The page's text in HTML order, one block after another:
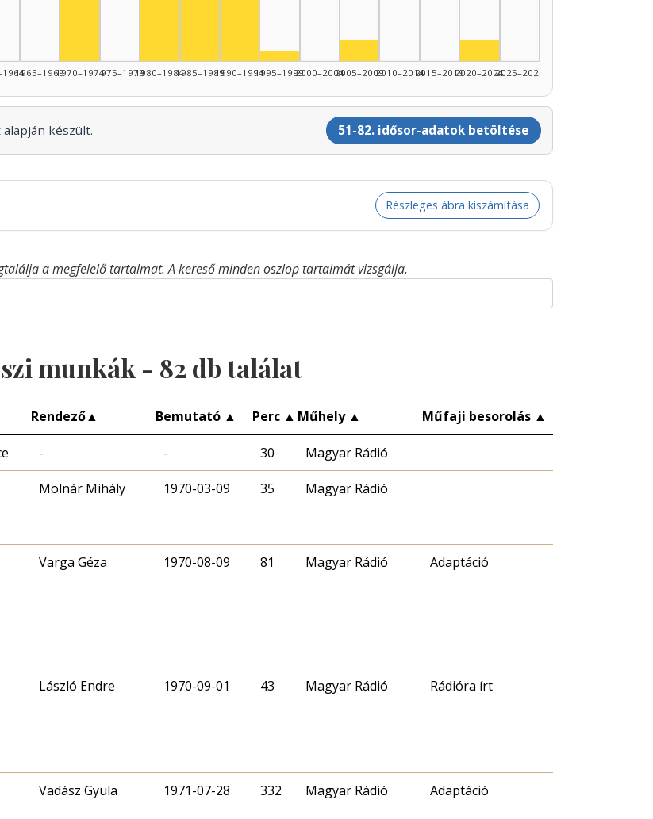
1965–19691970–19741975–19791980–19841985–19891990–1994 Színész, 1995–1999: 1
1995–19992000–2004
Színész, 2005–2009: 2
2005–20092010–20142015–2019
Színész, 2020–2024: 2
2020–20242025–2026
készült. 51-82. idősor-adatok betöltése
Részleges ábra kiszámítása
a megfelelő tartalmat. A kereső minden oszlop tartalmát vizsgálja.
munkák - 82 db találat
Rendező▲ Bemutató ▲ Perc ▲ Műhely ▲ Műfaji besorolás ▲
- - 30 Magyar Rádió
Molnár Mihály 1970-03-09 35 Magyar Rádió
Varga Géza 1970-08-09 81 Magyar Rádió Adaptáció
László Endre 1970-09-01 43 Magyar Rádió Rádióra írt
Vadász Gyula 1971-07-28 332 Magyar Rádió Adaptáció